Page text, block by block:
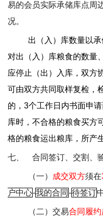
易的会员实际承储库点周
况。
出（入）库数量以
对出（入）库粮食的数量
应停止（出）入库，双方
可由双方共同取样复检，
的， 3个工作日内书面申
库时，不合格的粮食买方
格的粮食运出粮库，所产
七、 合同签订、交割、
（一） 成交双方须在
户中心-我的合同 -待签订
（二）交易合同履